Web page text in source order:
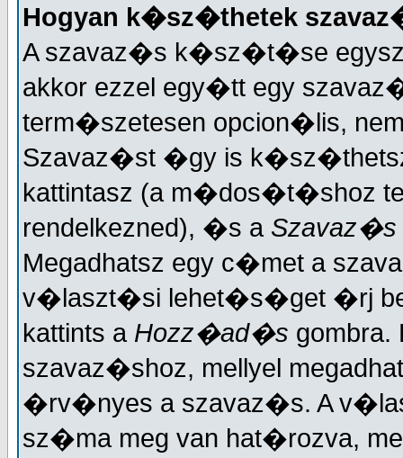
Hogyan k�sz�thetek
A szavaz�s k�sz�t�se
akkor ezzel egy�tt egy
term�szetesen opcion�lis,
Szavaz�st �gy is
kattintasz (a m�dos�t�shoz
rendelkezned), �s a
Megadhatsz egy c�met a
v�laszt�si lehet�s�get �rj
kattints a Hozz�ad�s
szavaz�shoz, mellyel
�rv�nyes a szavaz�s. A
sz�ma meg van hat�rozva,